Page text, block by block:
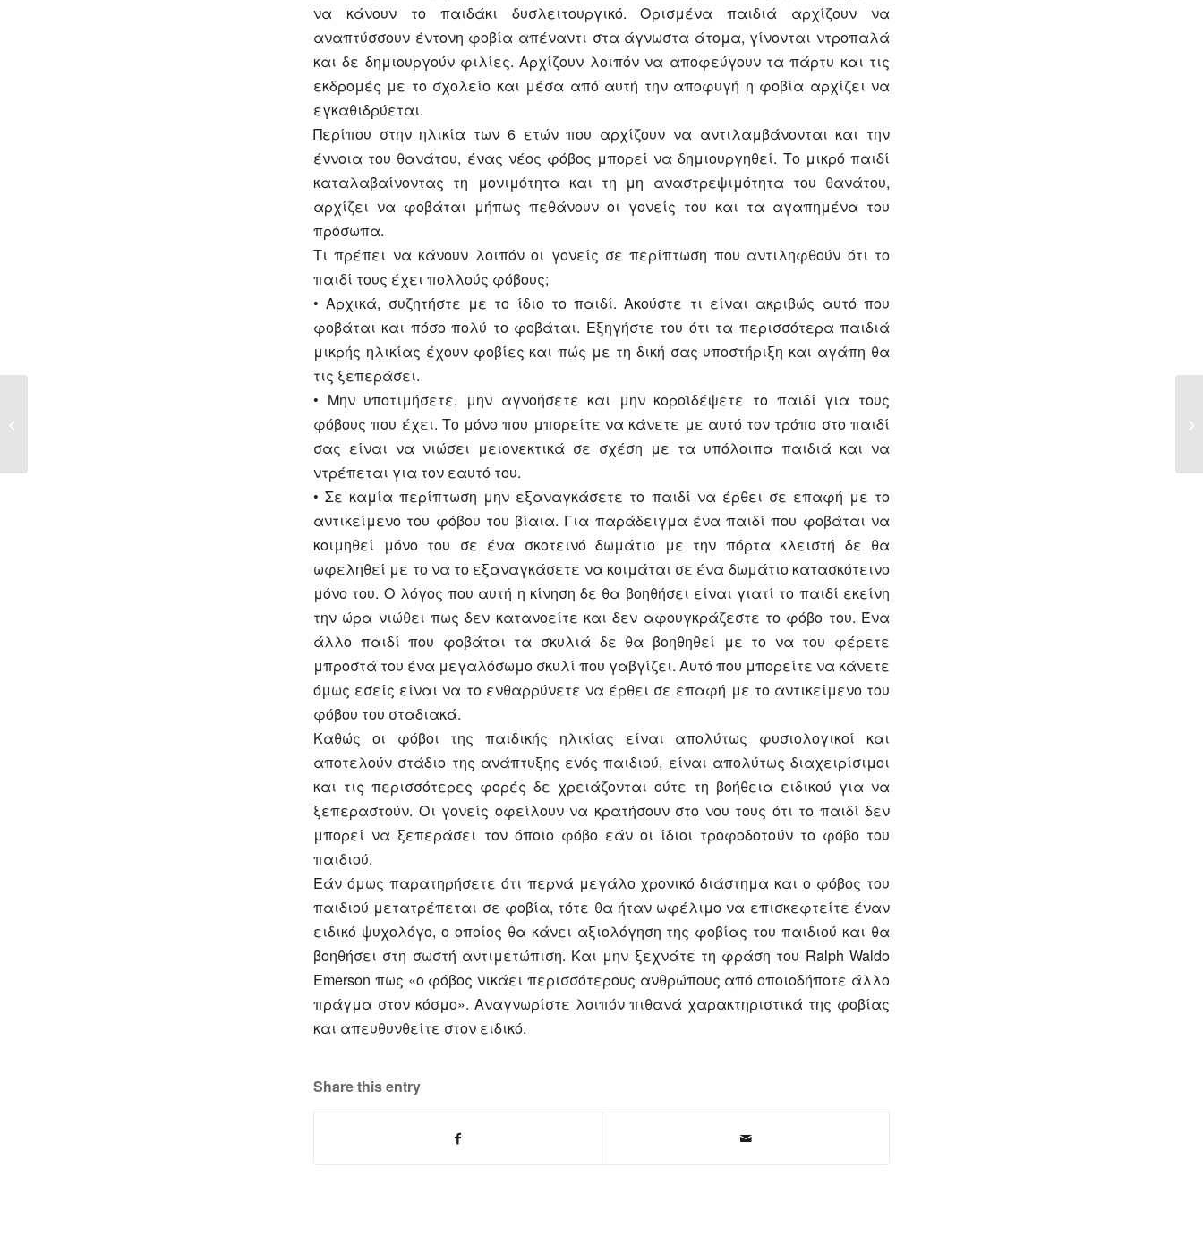
να κάνουν το παιδάκι δυσλειτουργικό. Ορισμένα παιδιά αρχίζουν να
αναπτύσσουν έντονη φοβία απέναντι στα άγνωστα άτομα, γίνονται ντροπαλά
και δε δημιουργούν φιλίες. Αρχίζουν λοιπόν να αποφεύγουν τα πάρτυ και τις
εκδρομές με το σχολείο και μέσα από αυτή την αποφυγή η φοβία αρχίζει να
εγκαθιδρύεται.
Περίπου στην ηλικία των 6 ετών που αρχίζουν να αντιλαμβάνονται και την
έννοια του θανάτου, ένας νέος φόβος μπορεί να δημιουργηθεί. Το μικρό παιδί
καταλαβαίνοντας τη μονιμότητα και τη μη αναστρεψιμότητα του θανάτου,
αρχίζει να φοβάται μήπως πεθάνουν οι γονείς του και τα αγαπημένα του
πρόσωπα.
Τι πρέπει να κάνουν λοιπόν οι γονείς σε περίπτωση που αντιληφθούν ότι το
παιδί τους έχει πολλούς φόβους;
• Αρχικά, συζητήστε με το ίδιο το παιδί. Ακούστε τι είναι ακριβώς αυτό που
φοβάται και πόσο πολύ το φοβάται. Εξηγήστε του ότι τα περισσότερα παιδιά
μικρής ηλικίας έχουν φοβίες και πώς με τη δική σας υποστήριξη και αγάπη θα
τις ξεπεράσει.
• Μην υποτιμήσετε, μην αγνοήσετε και μην κοροϊδέψετε το παιδί για τους
φόβους που έχει. Το μόνο που μπορείτε να κάνετε με αυτό τον τρόπο στο παιδί
σας είναι να νιώσει μειονεκτικά σε σχέση με τα υπόλοιπα παιδιά και να
ντρέπεται για τον εαυτό του.
• Σε καμία περίπτωση μην εξαναγκάσετε το παιδί να έρθει σε επαφή με το
αντικείμενο του φόβου του βίαια. Για παράδειγμα ένα παιδί που φοβάται να
κοιμηθεί μόνο του σε ένα σκοτεινό δωμάτιο με την πόρτα κλειστή δε θα
ωφεληθεί με το να το εξαναγκάσετε να κοιμάται σε ένα δωμάτιο κατασκότεινο
μόνο του. Ο λόγος που αυτή η κίνηση δε θα βοηθήσει είναι γιατί το παιδί εκείνη
την ώρα νιώθει πως δεν κατανοείτε και δεν αφουγκράζεστε το φόβο του. Ένα
άλλο παιδί που φοβάται τα σκυλιά δε θα βοηθηθεί με το να του φέρετε
μπροστά του ένα μεγαλόσωμο σκυλί που γαβγίζει. Αυτό που μπορείτε να κάνετε
όμως εσείς είναι να το ενθαρρύνετε να έρθει σε επαφή με το αντικείμενο του
φόβου του σταδιακά.
Καθώς οι φόβοι της παιδικής ηλικίας είναι απολύτως φυσιολογικοί και
αποτελούν στάδιο της ανάπτυξης ενός παιδιού, είναι απολύτως διαχειρίσιμοι
και τις περισσότερες φορές δε χρειάζονται ούτε τη βοήθεια ειδικού για να
ξεπεραστούν. Οι γονείς οφείλουν να κρατήσουν στο νου τους ότι το παιδί δεν
μπορεί να ξεπεράσει τον όποιο φόβο εάν οι ίδιοι τροφοδοτούν το φόβο του
παιδιού.
Εάν όμως παρατηρήσετε ότι περνά μεγάλο χρονικό διάστημα και ο φόβος του
παιδιού μετατρέπεται σε φοβία, τότε θα ήταν ωφέλιμο να επισκεφτείτε έναν
ειδικό ψυχολόγο, ο οποίος θα κάνει αξιολόγηση της φοβίας του παιδιού και θα
βοηθήσει στη σωστή αντιμετώπιση. Και μην ξεχνάτε τη φράση του Ralph Waldo
Emerson πως «ο φόβος νικάει περισσότερους ανθρώπους από οποιοδήποτε άλλο
πράγμα στον κόσμο». Αναγνωρίστε λοιπόν πιθανά χαρακτηριστικά της φοβίας
και απευθυνθείτε στον ειδικό.
Share this entry